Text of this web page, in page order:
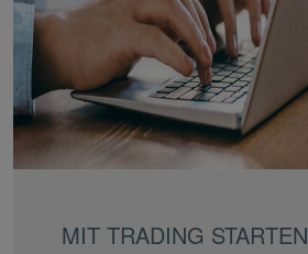
MIT TRADING STARTEN